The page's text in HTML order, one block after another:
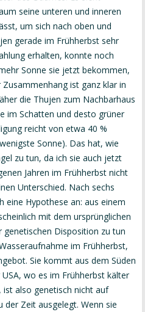
seine unteren und inneren
um sich nach oben und
gerade im Frühherbst sehr
erhalten, konnte noch
Sonne sie jetzt bekommen,
ist ganz klar in
die Thujen zum Nachbarhaus
im Schatten und desto grüner
reicht von etwa 40 %
Sonne). Das hat, wie
zu tun, da ich sie auch jetzt
Jahren im Frühherbst nicht
Unterschied. Nach sechs
eine Hypothese an: aus einem
mit dem ursprünglichen
Disposition zu tun
im Frühherbst,
Sie kommt aus dem Süden
wo es im Frühherbst kälter
ist also genetisch nicht auf
Zeit ausgelegt. Wenn sie